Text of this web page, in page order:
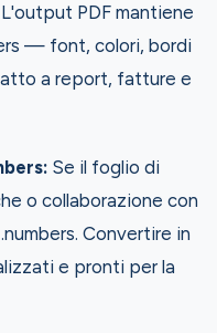
L'output PDF mantiene
— font, colori, bordi
a report, fatture e
Se il foglio di
o collaborazione con
Convertire in
e pronti per la